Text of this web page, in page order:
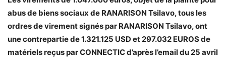
abus de biens sociaux de RANARISON Tsilavo, tous les
ordres de virement signés par RANARISON Tsilavo, ont
une contrepartie de 1.321.125 USD et 297.032 EUROS de
matériels reçus par CONNECTIC d’après l’email du 25 avril